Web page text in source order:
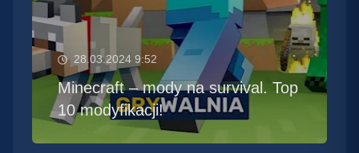
28.03.2024 9:52
Minecraft – mody na survival. Top
10 modyfikacji!